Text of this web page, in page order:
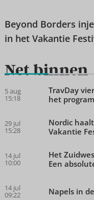
Beyond Borders
in het Vakantie
Net binnen
5 aug
15:18
TravDay
het
29 jul
15:28
Nordic
Vakantie
14 jul
10:00
Het
Een
14 jul
09:22 Napels in